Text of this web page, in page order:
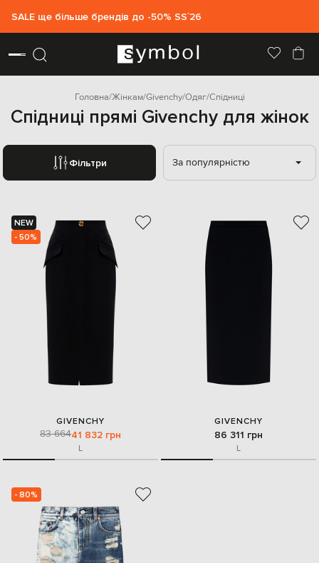
SALE ще більше брендів до -50% SS`26
Головна Жінкам Givenchy Одяг Спідниці
Спідниці прямі Givenchy для жінок
Фільтри За популярністю
NEW
- 50%
GIVENCHY
83 66441 832 грн
L
GIVENCHY
86 311 грн
L
- 80%